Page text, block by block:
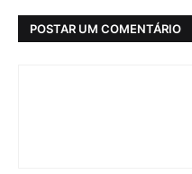
POSTAR UM COMENTÁRIO